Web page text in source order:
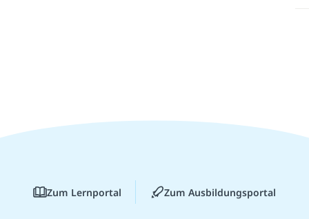
Zum Lernportal Zum Ausbildungsportal